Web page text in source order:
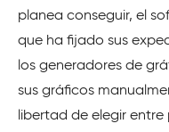
planea conseguir, el
que ha fijado sus
los generadores de
sus gráficos
libertad de elegir